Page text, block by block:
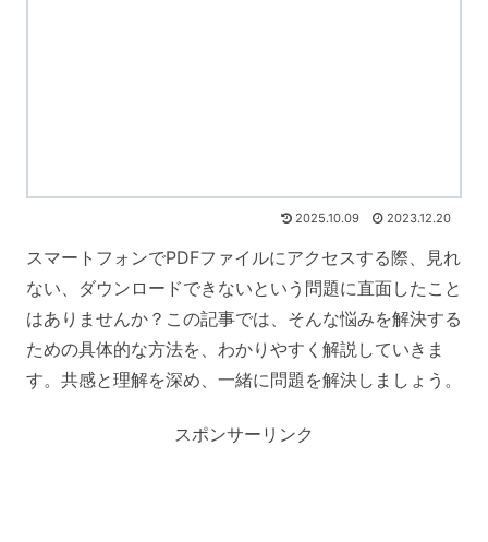
2025.10.09 2023.12.20
スマートフォンでPDFファイルにアクセスする際、見れ
ない、ダウンロードできないという問題に直面したこと
はありませんか？この記事では、そんな悩みを解決する
ための具体的な方法を、わかりやすく解説していきま
す。共感と理解を深め、一緒に問題を解決しましょう。
スポンサーリンク